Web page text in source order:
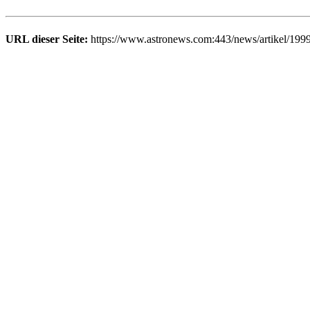
URL dieser Seite: https://www.astronews.com:443/news/artikel/